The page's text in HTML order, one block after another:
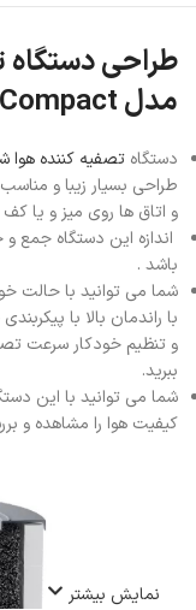
طراحی دستگاه
مدل 4Compact
دستگاه تصفیه کننده هوا
طراحی بسیار زیبا و
و اتاق ها روی میز و یا کف
اندازه این دستگاه جمع
باشد .
شما می توانید با حالت
با راندمان بالا با
و تنظیم خودکار سرعت
ببرید.
شما می توانید با این
کیفیت هوا را مشاهده و
نمایش بیشتر